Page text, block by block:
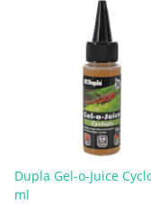
Dupla Gel-o-Juice
ml